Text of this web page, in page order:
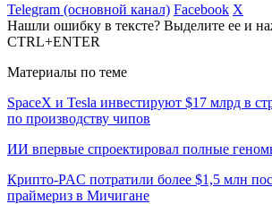
Telegram (основной канал) Facebook X
Нашли ошибку в тексте? Выделите ее и
CTRL+ENTER
Материалы по теме
SpaceX и Tesla инвестируют $17 млрд в
по производству чипов
ИИ впервые спроектировал полные
Крипто-PAC потратили более $1,5 млн
праймериз в Мичигане